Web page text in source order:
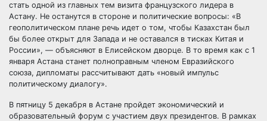
стать одной из главных тем визита французского лидера в
Астану. Не останутся в стороне и политические вопросы: «В
геополитическом плане речь идет о том, чтобы Казахстан был
бы более открыт для Запада и не оставался в тисках Китая и
России», — объясняют в Елисейском дворце. В то время как с 1
января Астана станет полноправным членом Евразийского
союза, дипломаты рассчитывают дать «новый импульс
политическому диалогу».
В пятницу 5 декабря в Астане пройдет экономический и
образовательный форум с участием двух президентов. В рамках